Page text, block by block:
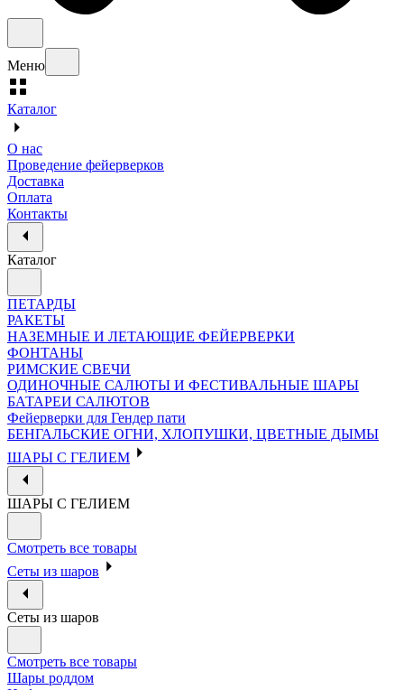
Меню
Каталог
О нас
Проведение фейерверков
Доставка
Оплата
Контакты
Каталог
ПЕТАРДЫ
РАКЕТЫ
НАЗЕМНЫЕ И ЛЕТАЮЩИЕ ФЕЙЕРВЕРКИ
ФОНТАНЫ
РИМСКИЕ СВЕЧИ
ОДИНОЧНЫЕ САЛЮТЫ И ФЕСТИВАЛЬНЫЕ ШАРЫ
БАТАРЕИ САЛЮТОВ
Фейерверки для Гендер пати
БЕНГАЛЬСКИЕ ОГНИ, ХЛОПУШКИ, ЦВЕТНЫЕ ДЫМЫ
ШАРЫ С ГЕЛИЕМ
ШАРЫ С ГЕЛИЕМ
Смотреть все товары
Сеты из шаров
Сеты из шаров
Смотреть все товары
Шары роддом